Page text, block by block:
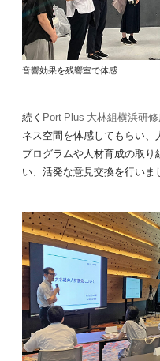
音響効果を残響室で体感
続く Port Plus 大林組横浜研
ネス空間を体感してもらい
プログラムや人材育成の取
い、活発な意見交換を行いま